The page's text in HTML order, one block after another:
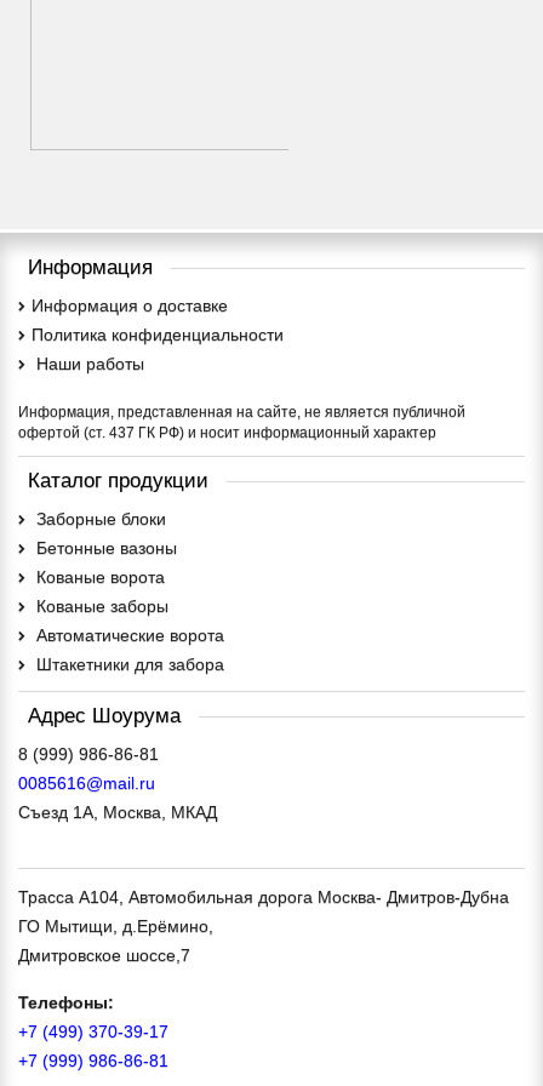
Информация
Информация о доставке
Политика конфиденциальности
Наши работы
Информация, представленная на сайте, не является публичной
офертой (ст. 437 ГК РФ) и носит информационный характер
Каталог продукции
Заборные блоки
Бетонные вазоны
Кованые ворота
Кованые заборы
Автоматические ворота
Штакетники для забора
Адрес Шоурума
0085616@mail.ru
Съезд 1А, Москва, МКАД
Трасса А104, Автомобильная дорога Москва- Дмитров-Дубна
ГО Мытищи, д.Ерёмино,
Дмитровское шоссе,7
Телефоны:
+7 (499) 370-39-17
+7 (999) 986-86-81